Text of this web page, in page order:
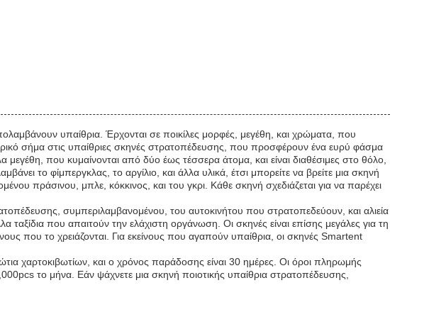
υπαίθρια. Έρχονται σε ποικίλες μορφές, μεγέθη, και χρώματα, που
σήμα στις υπαίθριες σκηνές στρατοπέδευσης, που προσφέρουν ένα ευρύ φάσμα
που κυμαίνονται από δύο έως τέσσερα άτομα, και είναι διαθέσιμες στο θόλο,
το φίμπεργκλας, το αργίλιο, και άλλα υλικά, έτσι μπορείτε να βρείτε μια σκηνή
πράσινου, μπλε, κόκκινος, και του γκρι. Κάθε σκηνή σχεδιάζεται για να παρέχει
συμπεριλαμβανομένου, του αυτοκινήτου που στρατοπεδεύουν, και αλιεία
ταξίδια που απαιτούν την ελάχιστη οργάνωση. Οι σκηνές είναι επίσης μεγάλες για τη
που το χρειάζονται. Για εκείνους που αγαπούν υπαίθρια, οι σκηνές Smartent
χαρτοκιβωτίων, και ο χρόνος παράδοσης είναι 30 ημέρες. Οι όροι πληρωμής
το μήνα. Εάν ψάχνετε μια σκηνή ποιοτικής υπαίθρια στρατοπέδευσης,